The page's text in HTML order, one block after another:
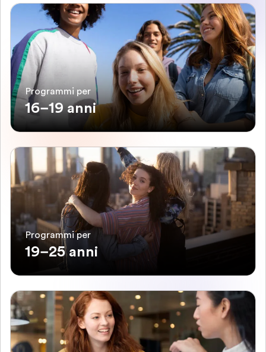
Programmi per
16–19 anni
Programmi per
19–25 anni